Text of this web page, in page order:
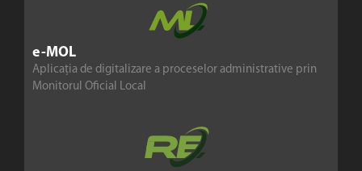
e-MOL
Aplicația de digitalizare a proceselor administrative prin
Monitorul Oficial Local